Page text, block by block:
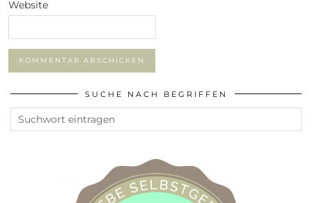
Website
SUCHE NACH BEGRIFFEN